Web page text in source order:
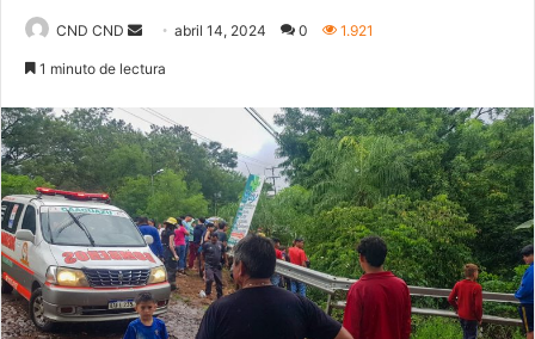
CND CND
Sendabril 14, 2024 0 1.921
1 minuto de lectura